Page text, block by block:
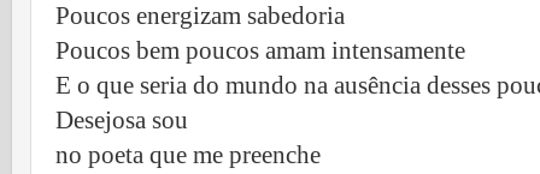
Poucos energizam sabedoria
Poucos bem poucos amam intensamente
E o que seria do mundo na ausência desses
Desejosa sou
no poeta que me preenche